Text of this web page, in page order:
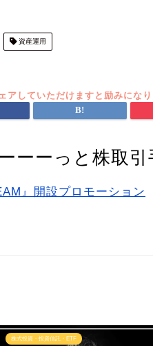
資産運用
ーーっと株取引
株式投資・投資信託・ETF